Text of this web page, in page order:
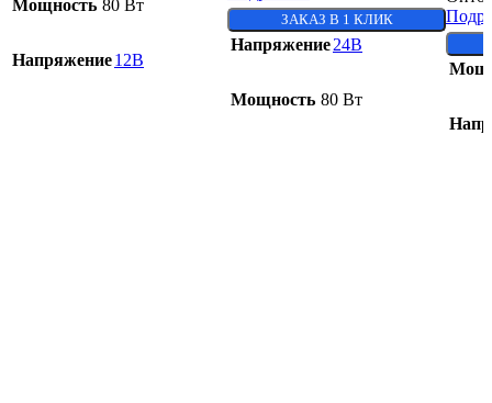
Мощность 80 Вт
Напряжение12В
ЗАКАЗ В 1 КЛИК
Напряжение24В
Мощность 80 Вт